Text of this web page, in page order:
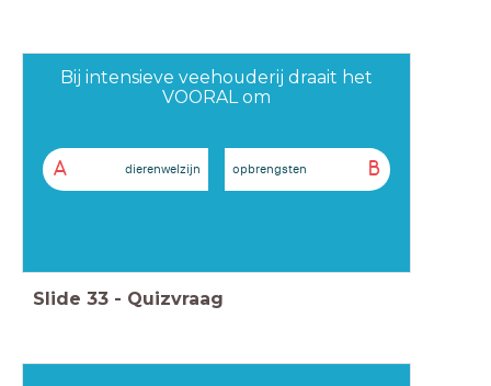
Bij intensieve veehouderij draait het
VOORAL om
A dierenwelzijn B
opbrengsten
Slide 33 - Quizvraag